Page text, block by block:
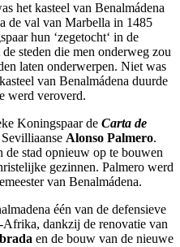
het kasteel van Benalmádena
de val van Marbella in 1485
hun ‘zegetocht‘ in de
steden die men onderweg zou
laten onderwerpen. Niet was
van Benalmádena duurde
werd veroverd.
Koningspaar de Carta de
Alonso Palmero.
de stad opnieuw op te bouwen
gezinnen. Palmero werd
van Benalmádena.
één van de defensieve
dankzij de renovatie van
en de bouw van de nieuwe